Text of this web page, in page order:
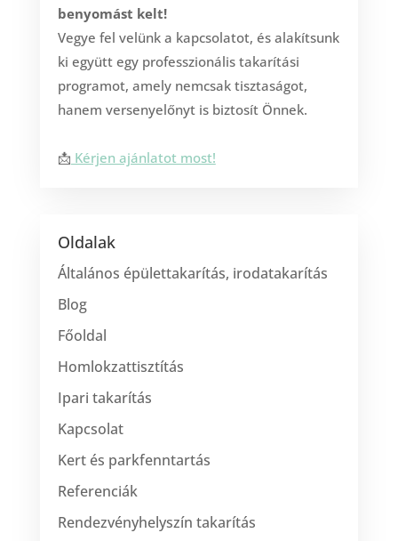
benyomást kelt!
Vegye fel velünk a kapcsolatot, és alakítsunk
ki együtt egy professzionális takarítási
programot, amely nemcsak tisztaságot,
hanem versenyelőnyt is biztosít Önnek.
📩 Kérjen ajánlatot most!
Oldalak
Általános épülettakarítás, irodatakarítás
Blog
Főoldal
Homlokzattisztítás
Ipari takarítás
Kapcsolat
Kert és parkfenntartás
Referenciák
Rendezvényhelyszín takarítás